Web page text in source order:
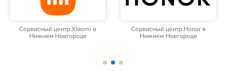
Сервисный центр Xiaomi в
Нижнем Новгороде
Сервисный центр Honor в
Нижнем Новгороде